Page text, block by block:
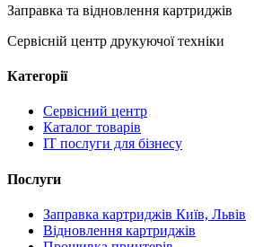
Заправка та відновлення картриджів
Сервісній центр друкуючої техніки
Категорії
Сервісний центр
Каталог товарів
IT послуги для бізнесу
Послуги
Заправка картриджів Київ, Львів
Відновлення картриджів